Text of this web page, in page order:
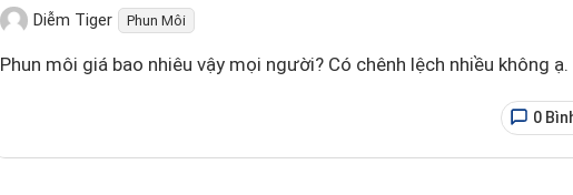
Diễm Tiger Phun Môi
Phun môi giá bao nhiêu vậy mọi người? Có chênh lệch nhiều không ạ.
0